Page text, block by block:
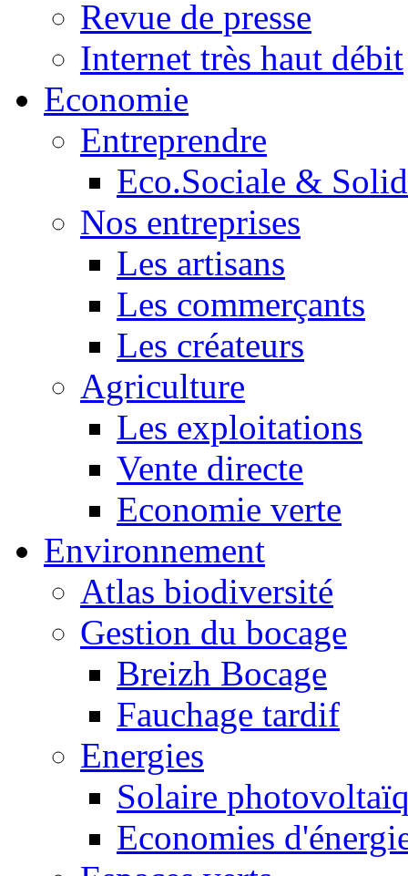
Revue de presse
Internet très haut débit
Economie
Entreprendre
Eco.Sociale &
Nos entreprises
Les artisans
Les commerçants
Les créateurs
Agriculture
Les exploitations
Vente directe
Economie verte
Environnement
Atlas biodiversité
Gestion du bocage
Breizh Bocage
Fauchage tardif
Energies
Solaire
Economies